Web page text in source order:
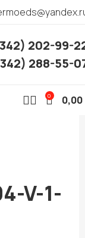
202-99-
288-55-
0 0,00
V-1-